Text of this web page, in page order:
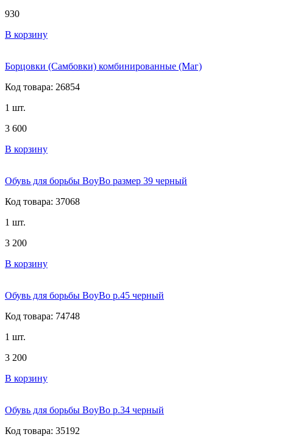
930
В корзину
Борцовки (Самбовки) комбинированные (Маг)
Код товара: 26854
1 шт.
3 600
В корзину
Обувь для борьбы BoyBo размер 39 черный
Код товара: 37068
1 шт.
3 200
В корзину
Обувь для борьбы BoyBo р.45 черный
Код товара: 74748
1 шт.
3 200
В корзину
Обувь для борьбы BoyBo р.34 черный
Код товара: 35192